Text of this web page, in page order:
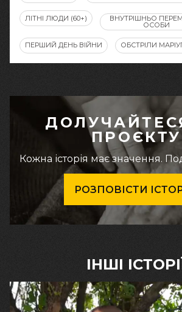
ЛІТНІ ЛЮДИ (60+) ВНУТРІШНЬО
ОСОБИ
ПЕРШИЙ ДЕНЬ ВІЙНИ ОБСТРІЛИ
ПРОЄКТУ
Кожна історія має значення.
РОЗПОВІСТИ
ІНШІ